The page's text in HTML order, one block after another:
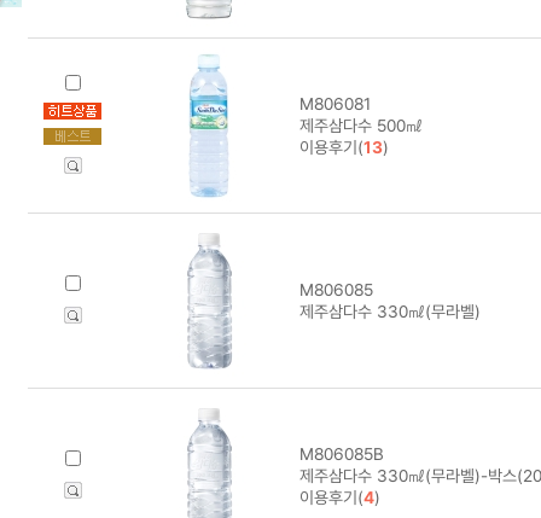
M806081
제주삼다수 500㎖
이용후기(13)
M806085
제주삼다수 330㎖(무라벨)
M806085B
제주삼다수 330㎖(무라벨)-박스
이용후기(4)